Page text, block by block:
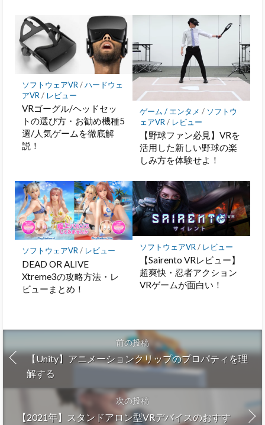
ソフトウェアVR /ハードウェ
アVR / レビュー
VRゴーグル/ヘッドセッ
トの選び方・お勧め機種5
選/人気ゲームを徹底解
説！
ゲーム / エンタメ / ソフトウ
ェアVR / レビュー
【野球ファン必見】VRを
活用した新しい野球の楽
しみ方を体験せよ！
ソフトウェアVR/ レビュー
DEAD OR ALIVE
Xtreme3の攻略方法・レ
ビューまとめ！
ソフトウェアVR / レビュー
【Sairento VRレビュー】
超爽快・忍者アクション
VRゲームが面白い！
前の投稿
【Unity】アニメーションクリップのプロパティを理
解する
次の投稿
【2021年】スタンドアロン型VRデバイスのおすす